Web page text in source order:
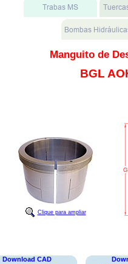
Manguito de
BGL
Clique para ampliar
Download CAD